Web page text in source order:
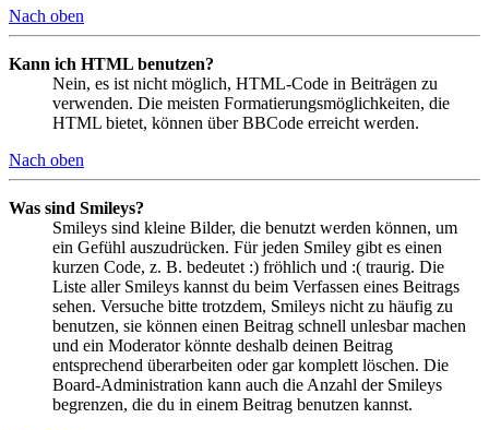
Nach oben
Kann ich HTML benutzen?
Nein, es ist nicht möglich, HTML-Code in Beiträgen zu
verwenden. Die meisten Formatierungsmöglichkeiten, die
HTML bietet, können über BBCode erreicht werden.
Nach oben
Was sind Smileys?
Smileys sind kleine Bilder, die benutzt werden können, um
ein Gefühl auszudrücken. Für jeden Smiley gibt es einen
kurzen Code, z. B. bedeutet :) fröhlich und :( traurig. Die
Liste aller Smileys kannst du beim Verfassen eines Beitrags
sehen. Versuche bitte trotzdem, Smileys nicht zu häufig zu
benutzen, sie können einen Beitrag schnell unlesbar machen
und ein Moderator könnte deshalb deinen Beitrag
entsprechend überarbeiten oder gar komplett löschen. Die
Board-Administration kann auch die Anzahl der Smileys
begrenzen, die du in einem Beitrag benutzen kannst.